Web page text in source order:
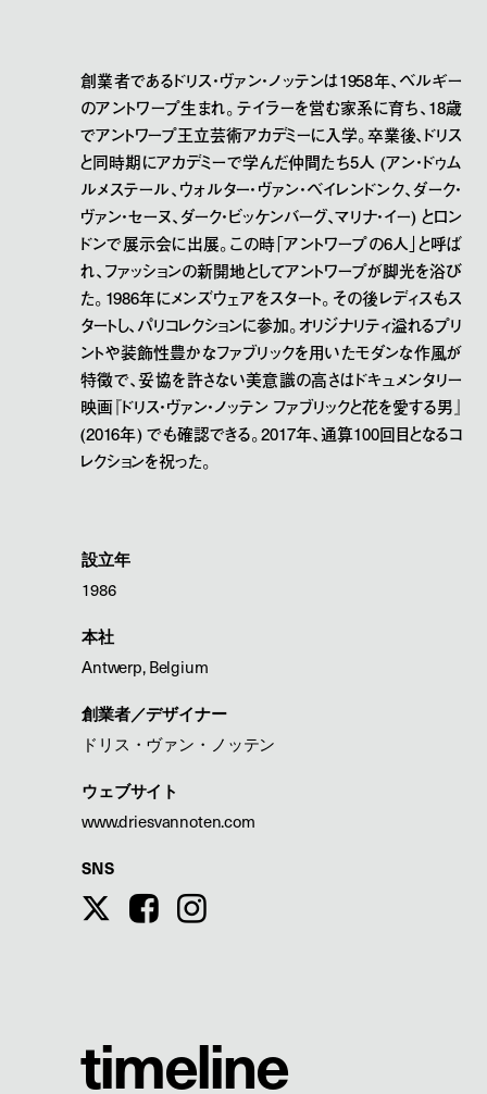
創業者であるドリス・ヴァン・ノッテンは1958年、ベルギー
のアントワープ生まれ。テイラーを営む家系に育ち、18歳
でアントワープ王立芸術アカデミーに入学。卒業後、ドリス
と同時期にアカデミーで学んだ仲間たち5人 (アン・ドゥム
ルメステール、ウォルター・ヴァン・ベイレンドンク、ダーク・
ヴァン・セーヌ、ダーク・ビッケンバーグ、マリナ・イー) とロン
ドンで展示会に出展。この時「アントワープの6人」と呼ば
れ、ファッションの新開地としてアントワープが脚光を浴び
た。1986年にメンズウェアをスタート。その後レディスもス
タートし、パリコレクションに参加。オリジナリティ溢れるプリ
ントや装飾性豊かなファブリックを用いたモダンな作風が
特徴で、妥協を許さない美意識の高さはドキュメンタリー
映画『ドリス・ヴァン・ノッテン ファブリックと花を愛する男』
(2016年) でも確認できる。2017年、通算100回目となるコ
レクションを祝った。
設立年
1986
本社
Antwerp, Belgium
創業者／デザイナー
ドリス・ヴァン・ノッテン
ウェブサイト
www.driesvannoten.com
SNS
timeline